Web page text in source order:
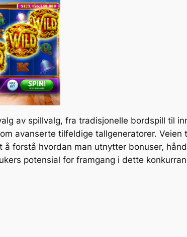
av spillvalg, fra tradisjonelle bordspill til
avanserte tilfeldige tallgeneratorer. Veien
forstå hvordan man utnytter bonuser,
potensial for framgang i dette